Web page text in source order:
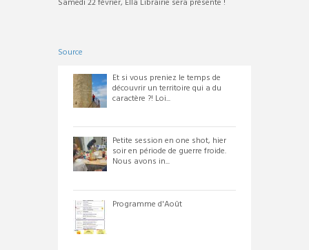
Source
Et si vous preniez le temps de
découvrir un territoire qui a du
caractère ?! Loi...
Petite session en one shot, hier
soir en période de guerre froide.
Nous avons in...
Programme d'Août